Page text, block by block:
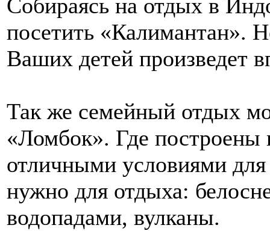
Собираясь на отдых в
посетить «Калимантан».
Ваших детей произведет
Так же семейный отдых
«Ломбок». Где построены
отличными условиями для
нужно для отдыха:
водопадами, вулканы.